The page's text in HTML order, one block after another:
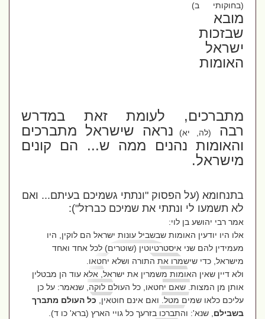
(בחוקותי ב)
מובא
שבזכות
ישראל
האומות
מתברכים, לעומת זאת במדרש
רבה (לה, יא)נראה שישראל מתברכים
והאומות נהנים ממה ש... הם קונים
מישראל.
בתנחומא (על הפסוק "ונתתי גשמיכם בעיתם... ואם
לא תשמעו לי ונתתי את שמיכם כברזל"):
אמר רבי יהושע בן לוי:
אלו היו יודעין האומות שבשביל עונות ישראל הם לוקין, היו
מעמידין להם שני איסטרטיוטין (שוטרים) לכל אחד ואחד
מישראל, כדי שישמרו את התורה ושלא יחטאו.
ולא דיין שאין האומות משמרין את ישראל, אלא עוד הן מבטלין
אותן מן המצות. שאם יחטאו, כל העולם לוקה, שנאמר: על כן
עליכם כלאו שמים מטל.ואם אינם חוטאין,כל העולם מתברך
בשבילם, שנא': והתברכו בזרעך כל גויי הארץ (ברא' כו ד).